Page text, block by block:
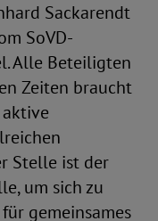
Sackarendt
SoVD-
Alle Beteiligten
Zeiten braucht
Stelle ist der
um sich zu
gemeinsames